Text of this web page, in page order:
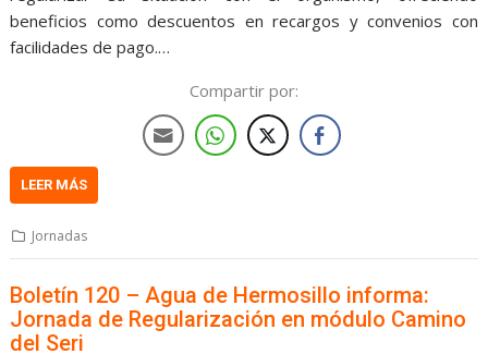
beneficios como descuentos en recargos y convenios con
facilidades de pago.…
Compartir por:
LEER MÁS
Jornadas
Boletín 120 – Agua de Hermosillo informa:
Jornada de Regularización en módulo Camino
del Seri